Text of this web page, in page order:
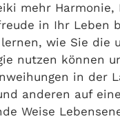
mehr Harmonie,
in Ihr Leben
wie Sie die
nutzen können
in der
anderen auf
Weise